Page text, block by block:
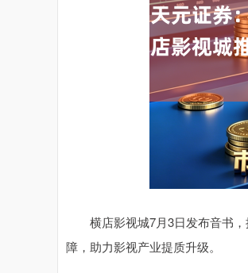
横店影视城7月3日发布音书，
障，助力影视产业提质升级。